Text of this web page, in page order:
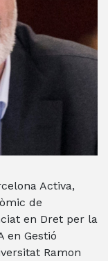
Activa,
de
en Dret per la
en Gestió
Ramon